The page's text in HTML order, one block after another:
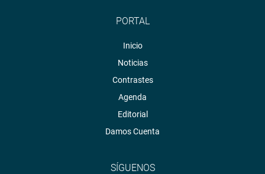
PORTAL
Inicio
Noticias
Contrastes
Agenda
Editorial
Damos Cuenta
SÍGUENOS